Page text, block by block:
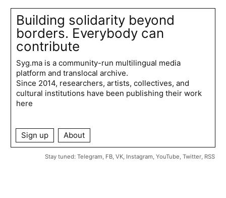
Building solidarity beyond
borders. Everybody can
contribute
Syg.ma is a community-run multilingual media
platform and translocal archive.
Since 2014, researchers, artists, collectives, and
cultural institutions have been publishing their work
here
Sign up About
Stay tuned: Telegram, FB, VK, Instagram, YouTube, Twitter, RSS